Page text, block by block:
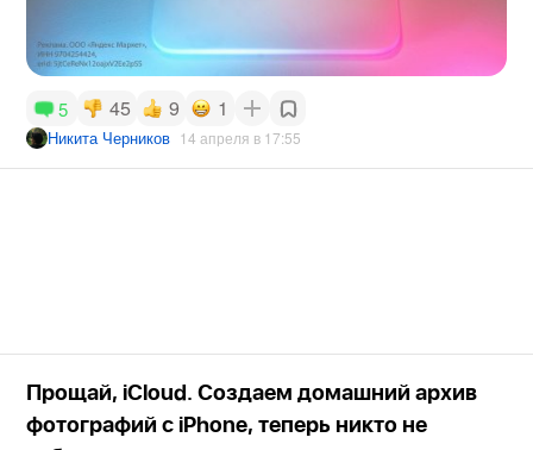
5 45 9 1
Никита Черников 14 апреля в 17:55
Прощай, iCloud. Создаем домашний архив
фотографий с iPhone, теперь никто не